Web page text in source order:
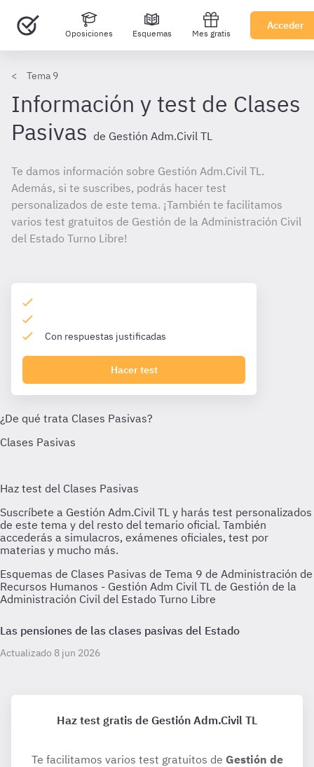
Oposiciones Esquemas Mes gratis
Acceder
Tema 9
Información y test de Clases
Pasivas de Gestión Adm.Civil TL
Te damos información sobre Gestión Adm.Civil TL.
Además, si te suscribes, podrás hacer test
personalizados de este tema. ¡También te facilitamos
varios test gratuitos de Gestión de la Administración Civil
del Estado Turno Libre!
Con respuestas justificadas
Hacer test
Esquemas de Clases Pasivas de Tema 9 de Administración de
Recursos Humanos - Gestión Adm Civil TL de Gestión de la
Administración Civil del Estado Turno Libre
Las pensiones de las clases pasivas del Estado
Actualizado 8 jun 2026
Haz test gratis de Gestión Adm.Civil TL
Te facilitamos varios test gratuitos de Gestión de